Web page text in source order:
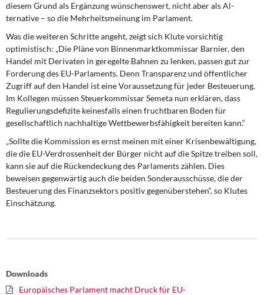
diesem Grund als Ergänzung wünschenswert, nicht aber als Al­
ternative – so die Mehrheitsmeinung im Parlament.
Was die weiteren Schritte angeht, zeigt sich Klute vorsichtig
optimistisch: „Die Pläne von Binnenmarktkommissar Barnier, den
Handel mit Derivaten in geregelte Bahnen zu lenken, passen gut zur
Forderung des EU-Parlaments. Denn Transparenz und öffentlicher
Zugriff auf den Handel ist eine Voraussetzung für jeder Besteuerung.
Im Kollegen müssen Steuerkommissar Semeta nun erklären, dass
Regulierungsdefizite keinesfalls einen fruchtbaren Boden für
gesellschaftlich nachhaltige Wettbewerbsfä­higkeit bereiten kann.“
„Sollte die Kommission es ernst meinen mit einer Krisenbewältigung,
die die EU-Verdrossenheit der Bürger nicht auf die Spitze treiben soll,
kann sie auf die Rücken­deckung des Parlaments zählen. Dies
beweisen gegenwärtig auch die beiden Son­derausschüsse, die der
Besteuerung des Finanzsektors positiv gegenüberstehen“, so Klutes
Einschätzung.
Downloads
Europäisches Parlament macht Druck für EU-